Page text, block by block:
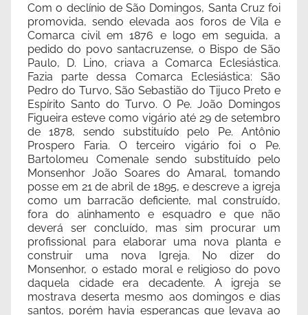
Com o declínio de São Domingos, Santa Cruz foi
promovida, sendo elevada aos foros de Vila e
Comarca civil em 1876 e logo em seguida, a
pedido do povo santacruzense, o Bispo de São
Paulo, D. Lino, criava a Comarca Eclesiástica.
Fazia parte dessa Comarca Eclesiástica: São
Pedro do Turvo, São Sebastião do Tijuco Preto e
Espírito Santo do Turvo. O Pe. João Domingos
Figueira esteve como vigário até 29 de setembro
de 1878, sendo substituído pelo Pe. Antônio
Prospero Faria. O terceiro vigário foi o Pe.
Bartolomeu Comenale sendo substituído pelo
Monsenhor João Soares do Amaral, tomando
posse em 21 de abril de 1895, e descreve a igreja
como um barracão deficiente, mal construído,
fora do alinhamento e esquadro e que não
deverá ser concluído, mas sim procurar um
profissional para elaborar uma nova planta e
construir uma nova Igreja. No dizer do
Monsenhor, o estado moral e religioso do povo
daquela cidade era decadente. A igreja se
mostrava deserta mesmo aos domingos e dias
santos, porém havia esperanças que levava ao